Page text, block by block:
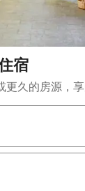
宿
久的房源，享
下方向键查看